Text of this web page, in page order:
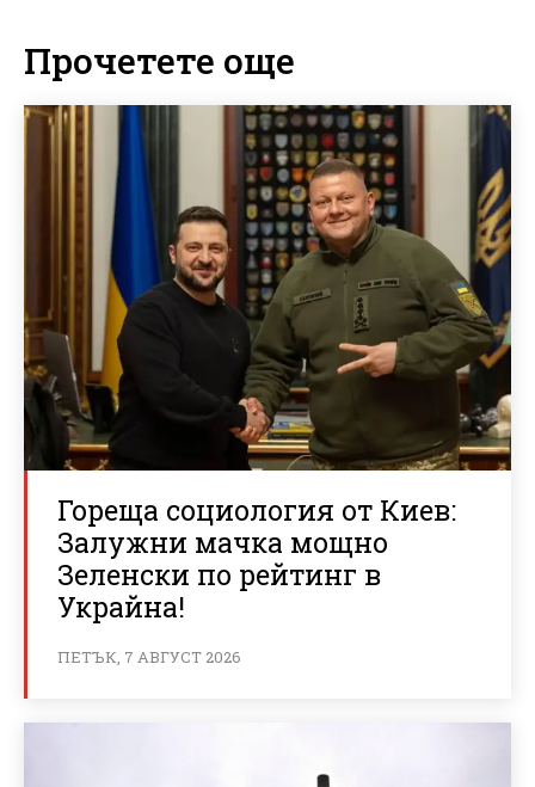
Прочетете още
Гореща социология от Киев:
Залужни мачка мощно
Зеленски по рейтинг в
Украйна!
ПЕТЪК, 7 АВГУСТ 2026